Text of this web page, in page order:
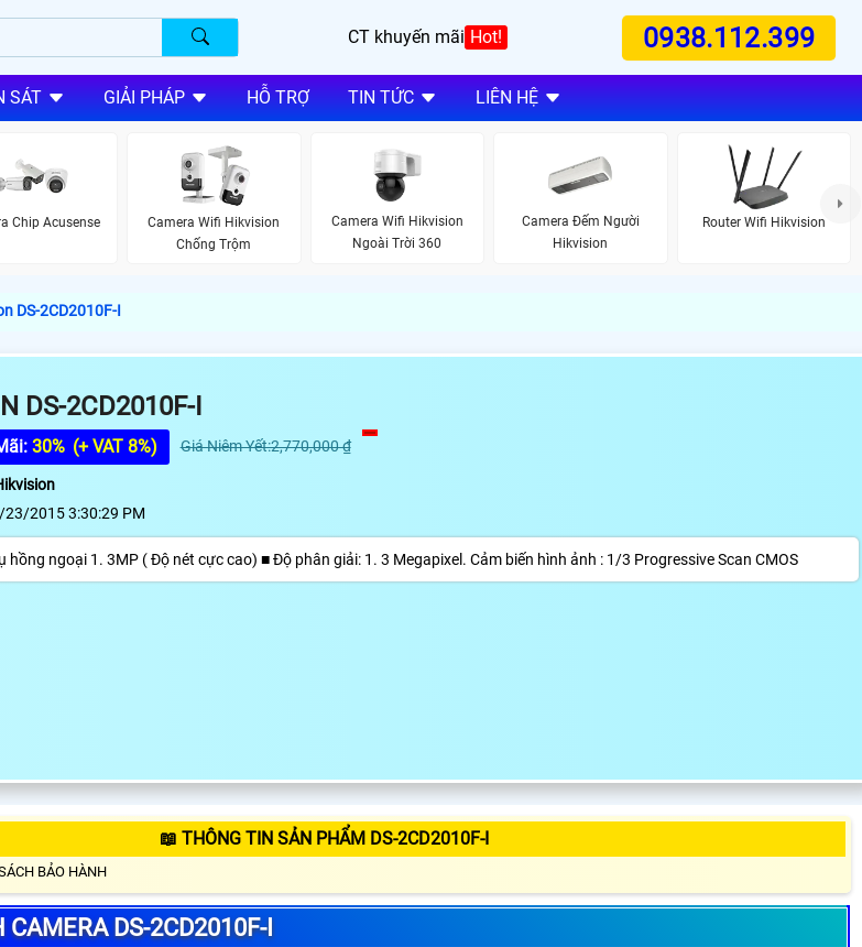
CT khuyến mãi Hot! 0938.112.399
SÁT GIẢI PHÁP HỖ TRỢ TIN TỨC LIÊN HỆ
Chip Acusense
Camera Wifi Hikvision
Chống Trộm
Camera Wifi Hikvision
Ngoài Trời 360
Camera Đếm Người
Hikvision
Router Wifi Hikvision
DS-2CD2010F-I
DS-2CD2010F-I
30% (+ VAT 8%) Giá Niêm Yết:2,770,000 ₫
23/2015 3:30:29 PM
hồng ngoại 1. 3MP ( Độ nét cực cao) ■ Độ phân giải: 1. 3 Megapixel. Cảm biến hình ảnh : 1/3 Progressive Scan CMOS
📖 THÔNG TIN SẢN PHẨM DS-2CD2010F-I
BẢO HÀNH
CAMERA DS-2CD2010F-I